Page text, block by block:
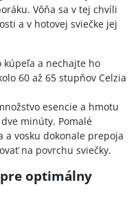
Vôňa sa v tej chvíli
a v hotovej sviečke jej
kúpeľa a nechajte ho
60 až 65 stupňov Celzia
esencie a hmotu
minúty. Pomalé
a vosku dokonale prepoja
na povrchu sviečky.
optimálny